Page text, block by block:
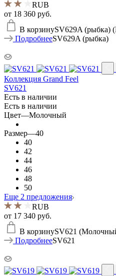
RUB
от 18 360 руб.
В корзинуSV629A (рыбка)
ПодробнееSV629A (рыбка)
Коллекция Grand Feel
SV621
Есть в наличии
Есть в наличии
Цвет—Молочный
Размер—40
40
42
44
46
48
50
Еще 2 предложения
RUB
от 17 340 руб.
В корзинуSV621
ПодробнееSV621